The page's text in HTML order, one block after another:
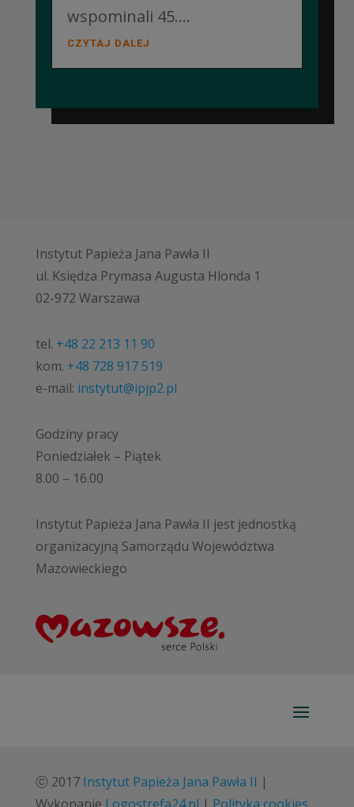
wspominali 45....
CZYTAJ DALEJ
Instytut Papieża Jana Pawła II
ul. Księdza Prymasa Augusta Hlonda 1
02-972 Warszawa
tel. +48 22 213 11 90
kom. +48 728 917 519
e-mail: instytut@ipjp2.pl
Godziny pracy
Poniedziałek – Piątek
8.00 – 16.00
Instytut Papieża Jana Pawła II jest jednostką
organizacyjną Samorządu Województwa
Mazowieckiego
ⓒ 2017 Instytut Papieża Jana Pawła II |